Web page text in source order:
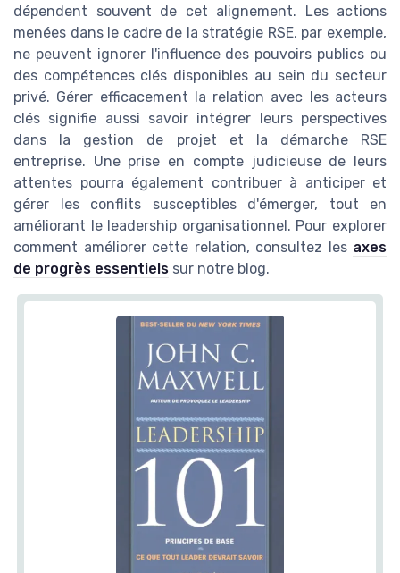
dépendent souvent de cet alignement. Les actions
menées dans le cadre de la stratégie RSE, par exemple,
ne peuvent ignorer l'influence des pouvoirs publics ou
des compétences clés disponibles au sein du secteur
privé. Gérer efficacement la relation avec les acteurs
clés signifie aussi savoir intégrer leurs perspectives
dans la gestion de projet et la démarche RSE
entreprise. Une prise en compte judicieuse de leurs
attentes pourra également contribuer à anticiper et
gérer les conflits susceptibles d'émerger, tout en
améliorant le leadership organisationnel. Pour explorer
comment améliorer cette relation, consultez les axes
de progrès essentiels sur notre blog.